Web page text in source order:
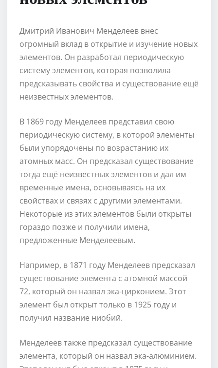
Дмитрий Иванович Менделеев внес
огромный вклад в открытие и изучение новых
элементов. Он разработал периодическую
систему элементов, которая позволила
предсказывать свойства и существование ещё
неизвестных элементов.
В 1869 году Менделеев представил свою
периодическую систему, в которой элементы
были упорядочены по возрастанию их
атомных масс. Он предсказал существование
тогда ещё неизвестных элементов и дал им
временные имена, основываясь на их
свойствах и связях с другими элементами.
Некоторые из этих элементов были открыты
гораздо позже и получили имена,
предложенные Менделеевым.
Например, в 1871 году Менделеев предсказал
существование элемента с атомной массой
72, который он назвал эка-цирконием. Этот
элемент был открыт только в 1925 году и
получил название ниобий.
Менделеев также предсказал существование
элемента, который он назвал эка-алюминием.